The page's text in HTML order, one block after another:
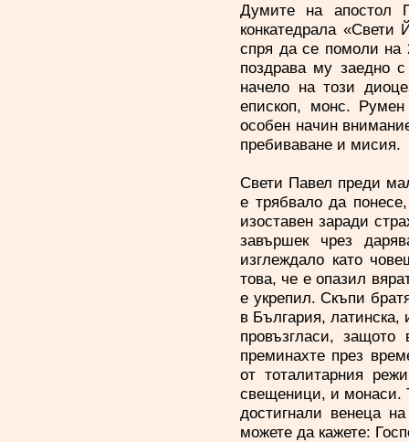
Думите на апостол
конкатедрала
спря да се помоли на
поздрава му заедно
начело на този
епископ, монс.
особен начин
пребиваване и мисия.
Свети Павел преди
е трябвало да
изоставен заради
завършек чрез
изглеждало като
това, че е опазил
е укрепил. Скъпи
в България, латинска,
провъзгласи,
преминахте през
от тоталитарния
свещеници, и монаси.
достигнали венеца
можете да кажете: